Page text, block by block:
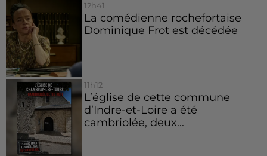
12h41
La comédienne rochefortaise
Dominique Frot est décédée
11h12
L’église de cette commune
d’Indre-et-Loire a été
cambriolée, deux...